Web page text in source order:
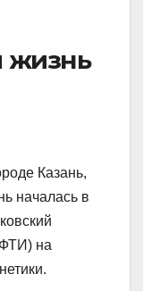
жизнь
Казань,
началась в
на